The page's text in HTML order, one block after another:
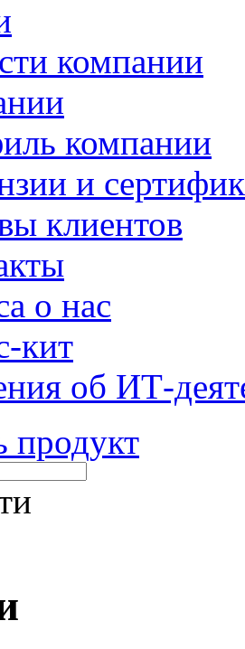
компании
компании
и
клиентов
о нас
кит
об ИТ-
продукт